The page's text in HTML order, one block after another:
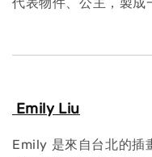
Emily Liu
Emily 是來自台北的插